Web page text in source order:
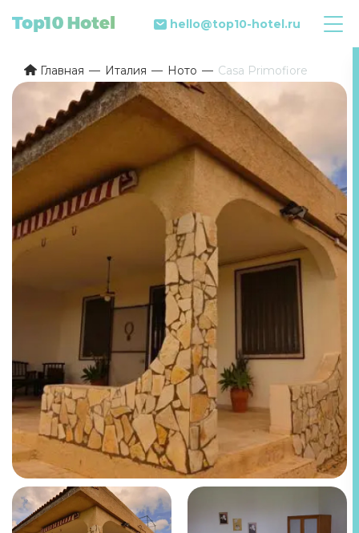
hello@top10-hotel.ru
Главная Италия Ното Casa Primofiore